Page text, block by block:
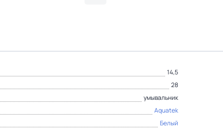
14,5
28
умывальник
Aquatek
Белый